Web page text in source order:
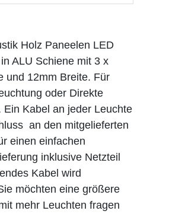
Holz Paneelen LED
ALU Schiene mit 3 x
und 12mm Breite. Für
oder Direkte
Ein Kabel an jeder Leuchte
an den mitgelieferten
einen einfachen
inklusive Netzteil
Kabel wird
möchten eine größere
mehr Leuchten fragen